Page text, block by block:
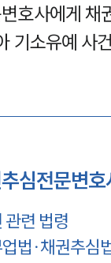
호사에게 채
기소유예 사
심전문변
관련 법령
법∙채권추심